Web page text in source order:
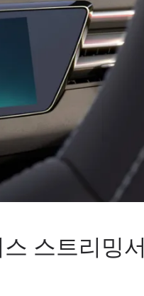
스트리밍서